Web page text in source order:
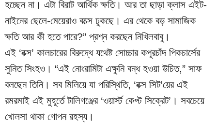
হচ্ছেন না। এটা বিরাট আর্থিক ক্ষতি। আর তা ছাড়া ক্লাস এইট-
নাইনের ছেলে-মেয়েরাও বক্সে ঢুকছে। এর থেকে বড় সামাজিক
ক্ষতি আর কী হতে পারে?” প্রশ্ন করছেন নিখিলবাবু।
এই ‘বক্স’ কালচারের বিরুদ্ধে যথেষ্ট সোচ্চার কপূরচাঁদ পিকচার্সের
সুনিত সিংহও। “এই নোংরামিটা এক্ষুনি বন্ধ হওয়া উচিত,” সাফ
বলছেন তিনি। সব মিলিয়ে যা পরিস্থিতি, ‘বক্স সিট’য়ের এই
রমরমাই এই মুহূর্তে টালিগঞ্জের ‘ওয়ার্স্ট কেপ্ট সিক্রেট’। সবচেয়ে
খোলসা থাকা গোপন রহস্য।